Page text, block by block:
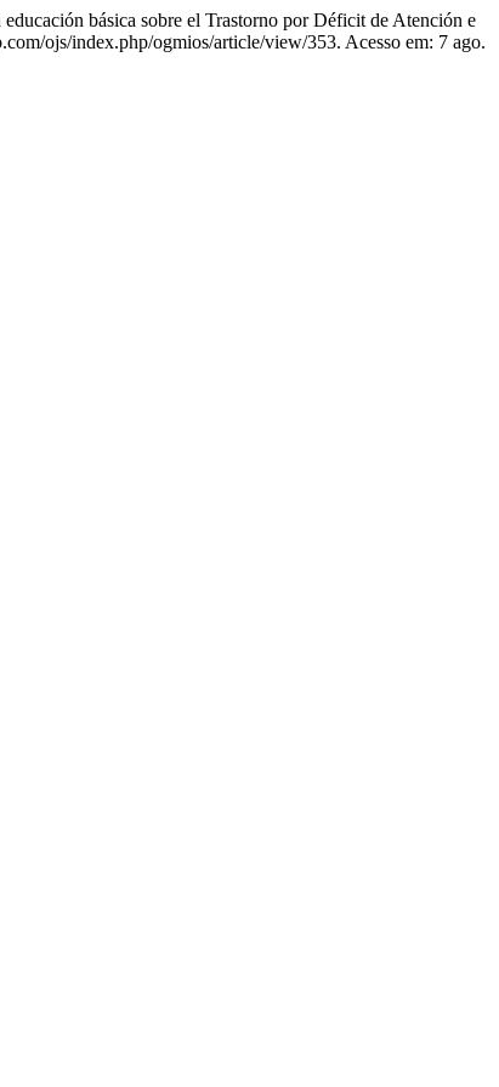
básica sobre el Trastorno por Déficit de Atención e
ojs/index.php/ogmios/article/view/353. Acesso em: 7 ago.